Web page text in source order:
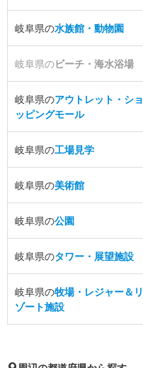
岐阜県の水族館・動物園
岐阜県のビーチ・海水浴場
岐阜県のアウトレット・ショ
ッピングモール
岐阜県の工場見学
岐阜県の美術館
岐阜県の公園
岐阜県のタワー・展望施設
岐阜県の牧場・レジャー＆リ
ゾート施設